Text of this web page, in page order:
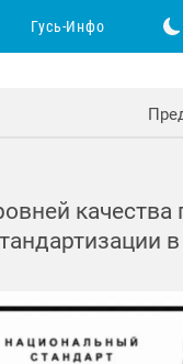
Гусь-Инфо